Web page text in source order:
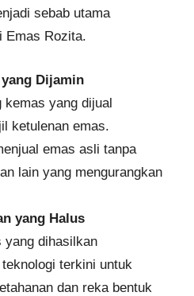
sebab utama
Emas Rozita.
Dijamin
kemas yang dijual
ketulenan emas.
emas asli tanpa
lain yang mengurangkan
yang Halus
yang dihasilkan
terkini untuk
dan reka bentuk